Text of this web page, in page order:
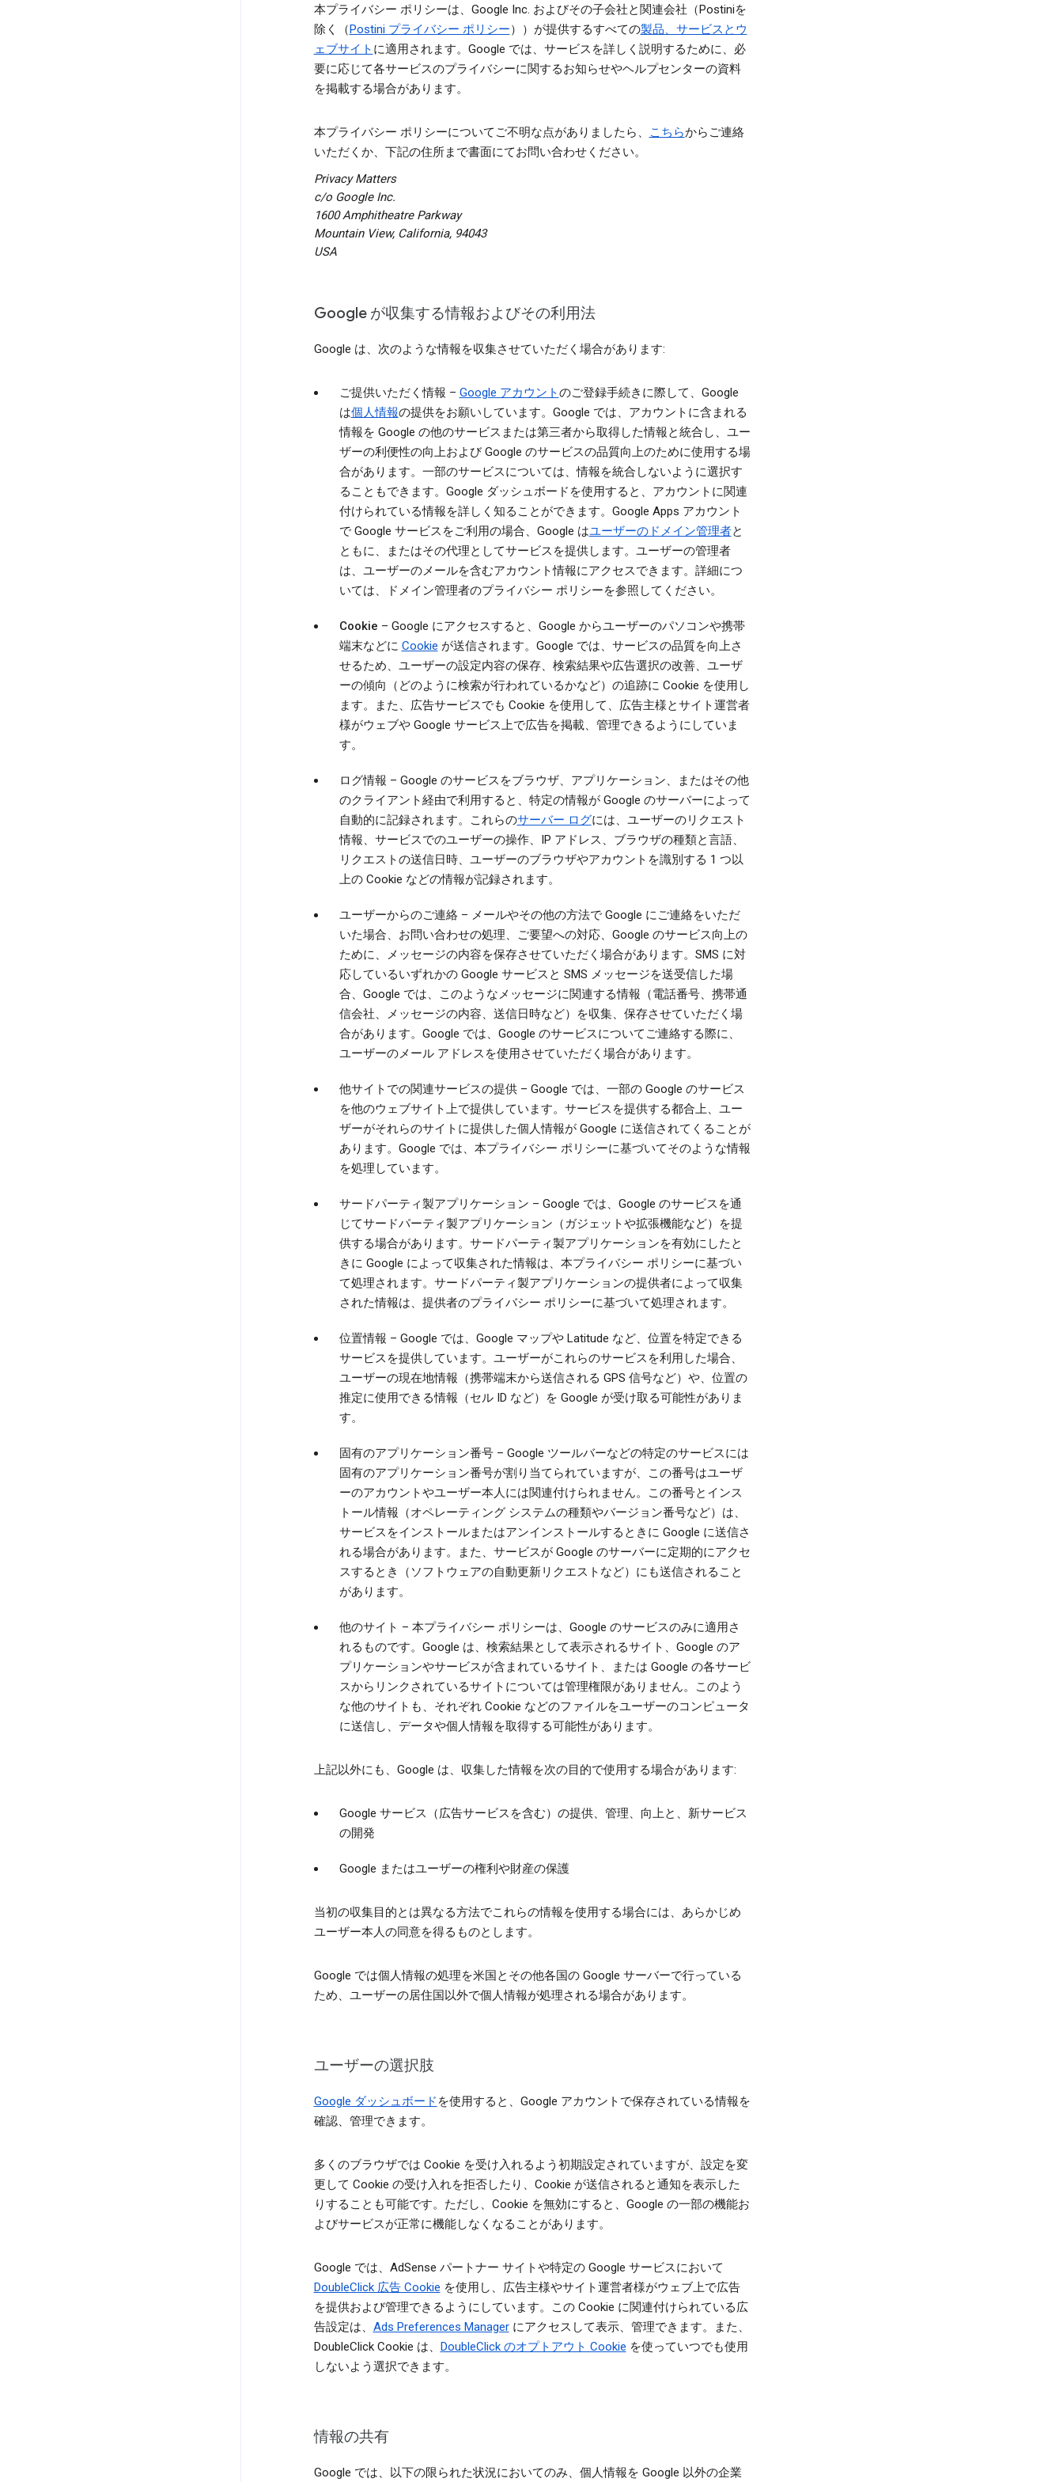
本プライバシー ポリシーは、Google Inc. およびその子会社と関連会社（Postiniを
除く（Postini プライバシー ポリシー））が提供するすべての製品、サービスとウ
ェブサイト に適用されます。Google では、サービスを詳しく説明するために、必
要に応じて各サービスのプライバシーに関するお知らせやヘルプセンターの資料
を掲載する場合があります。
本プライバシー ポリシーについてご不明な点がありましたら、 こちらからご連絡
いただくか、下記の住所まで書面にてお問い合わせください。
Privacy Matters
c/o Google Inc.
1600 Amphitheatre Parkway
Mountain View, California, 94043
USA
Google が収集する情報およびその利用法
Google は、次のような情報を収集させていただく場合があります:
ご提供いただく情報 – Google アカウントのご登録手続きに際して、Google
は個人情報の提供をお願いしています。Google では、アカウントに含まれる
情報を Google の他のサービスまたは第三者から取得した情報と統合し、ユー
ザーの利便性の向上および Google のサービスの品質向上のために使用する場
合があります。一部のサービスについては、情報を統合しないように選択す
ることもできます。Google ダッシュボードを使用すると、アカウントに関連
付けられている情報を詳しく知ることができます。Google Apps アカウント
で Google サービスをご利用の場合、Google はユーザーのドメイン管理者と
ともに、またはその代理としてサービスを提供します。ユーザーの管理者
は、ユーザーのメールを含むアカウント情報にアクセスできます。詳細につ
いては、ドメイン管理者のプライバシー ポリシーを参照してください。
Cookie – Google にアクセスすると、Google からユーザーのパソコンや携帯
端末などに Cookie が送信されます。Google では、サービスの品質を向上さ
せるため、ユーザーの設定内容の保存、検索結果や広告選択の改善、ユーザ
ーの傾向（どのように検索が行われているかなど）の追跡に Cookie を使用し
ます。また、広告サービスでも Cookie を使用して、広告主様とサイト運営者
様がウェブや Google サービス上で広告を掲載、管理できるようにしていま
す。
ログ情報 – Google のサービスをブラウザ、アプリケーション、またはその他
のクライアント経由で利用すると、特定の情報が Google のサーバーによって
自動的に記録されます。これらのサーバー ログには、ユーザーのリクエスト
情報、サービスでのユーザーの操作、IP アドレス、ブラウザの種類と言語、
リクエストの送信日時、ユーザーのブラウザやアカウントを識別する 1 つ以
上の Cookie などの情報が記録されます。
ユーザーからのご連絡– メールやその他の方法で Google にご連絡をいただ
いた場合、お問い合わせの処理、ご要望への対応、Google のサービス向上の
ために、メッセージの内容を保存させていただく場合があります。SMS に対
応しているいずれかの Google サービスと SMS メッセージを送受信した場
合、Google では、このようなメッセージに関連する情報（電話番号、携帯通
信会社、メッセージの内容、送信日時など）を収集、保存させていただく場
合があります。Google では、Google のサービスについてご連絡する際に、
ユーザーのメール アドレスを使用させていただく場合があります。
他サイトでの関連サービスの提供– Google では、一部の Google のサービス
を他のウェブサイト上で提供しています。サービスを提供する都合上、ユー
ザーがそれらのサイトに提供した個人情報が Google に送信されてくることが
あります。Google では、本プライバシー ポリシーに基づいてそのような情報
を処理しています。
サードパーティ製アプリケーション – Google では、Google のサービスを通
じてサードパーティ製アプリケーション（ガジェットや拡張機能など）を提
供する場合があります。サードパーティ製アプリケーションを有効にしたと
きに Google によって収集された情報は、本プライバシー ポリシーに基づい
て処理されます。サードパーティ製アプリケーションの提供者によって収集
された情報は、提供者のプライバシー ポリシーに基づいて処理されます。
位置情報 – Google では、Google マップや Latitude など、位置を特定できる
サービスを提供しています。ユーザーがこれらのサービスを利用した場合、
ユーザーの現在地情報（携帯端末から送信される GPS 信号など）や、位置の
推定に使用できる情報（セル ID など）を Google が受け取る可能性がありま
す。
固有のアプリケーション番号– Google ツールバーなどの特定のサービスには
固有のアプリケーション番号が割り当てられていますが、この番号はユーザ
ーのアカウントやユーザー本人には関連付けられません。この番号とインス
トール情報（オペレーティング システムの種類やバージョン番号など）は、
サービスをインストールまたはアンインストールするときに Google に送信さ
れる場合があります。また、サービスが Google のサーバーに定期的にアクセ
スするとき（ソフトウェアの自動更新リクエストなど）にも送信されること
があります。
他のサイト – 本プライバシー ポリシーは、Google のサービスのみに適用さ
れるものです。Google は、検索結果として表示されるサイト、Google のア
プリケーションやサービスが含まれているサイト、または Google の各サービ
スからリンクされているサイトについては管理権限がありません。このよう
な他のサイトも、それぞれ Cookie などのファイルをユーザーのコンピュータ
に送信し、データや個人情報を取得する可能性があります。
上記以外にも、Google は、収集した情報を次の目的で使用する場合があります:
Google サービス（広告サービスを含む）の提供、管理、向上と、新サービス
の開発
Google またはユーザーの権利や財産の保護
当初の収集目的とは異なる方法でこれらの情報を使用する場合には、あらかじめ
ユーザー本人の同意を得るものとします。
Google では個人情報の処理を米国とその他各国の Google サーバーで行っている
ため、ユーザーの居住国以外で個人情報が処理される場合があります。
ユーザーの選択肢
Google ダッシュボード を使用すると、Google アカウントで保存されている情報を
確認、管理できます。
多くのブラウザでは Cookie を受け入れるよう初期設定されていますが、設定を変
更して Cookie の受け入れを拒否したり、Cookie が送信されると通知を表示した
りすることも可能です。ただし、Cookie を無効にすると、Google の一部の機能お
よびサービスが正常に機能しなくなることがあります。
Google では、AdSense パートナー サイトや特定の Google サービスにおいて
DoubleClick 広告 Cookie を使用し、広告主様やサイト運営者様がウェブ上で広告
を提供および管理できるようにしています。この Cookie に関連付けられている広
告設定は、 Ads Preferences Managerにアクセスして表示、管理できます。また、
DoubleClick Cookie は、 DoubleClick のオプトアウト Cookie を使っていつでも使用
しないよう選択できます。
情報の共有
Google では、以下の限られた状況においてのみ、個人情報を Google 以外の企業